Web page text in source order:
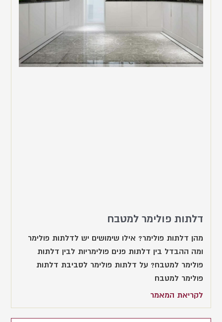
דלתות פולימר למטבח
מהן דלתות פולימר? אילו שימושים יש לדלתות פולימר
ומה ההבדל בין דלתות פנים פולימריות לבין דלתות
פולימר למטבח? על דלתות פולימר לסביבת דלתות
פולימר למטבח
לקריאת המאמר